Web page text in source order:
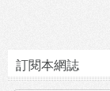
訂閱本網誌